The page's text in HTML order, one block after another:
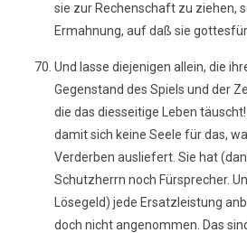
sie zur Rechenschaft zu ziehen,
Ermahnung, auf daß sie
Und lasse diejenigen allein, die
Gegenstand des Spiels und der
die das diesseitige Leben
damit sich keine Seele für das,
Verderben ausliefert. Sie hat
Schutzherrn noch Fürsprecher.
Lösegeld) jede Ersatzleistung
doch nicht angenommen. Das